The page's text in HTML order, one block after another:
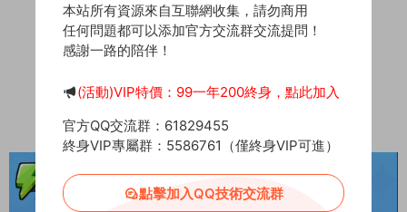
本站所有資源來自互聯網收集，請勿商用
任何問題都可以添加官方交流群交流提問！
感謝一路的陪伴！
(活動)VIP特價：99一年200終身，點此加入
官方QQ交流群：61829455
終身VIP專屬群：5586761（僅終身VIP可進）
點擊加入QQ技術交流群